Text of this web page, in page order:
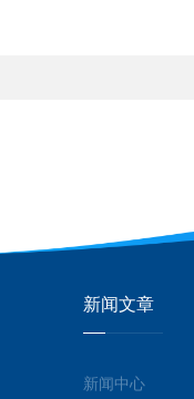
新闻文章
新闻中心